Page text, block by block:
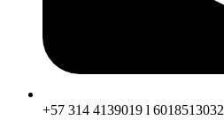
+57 314 4139019 l 6018513032